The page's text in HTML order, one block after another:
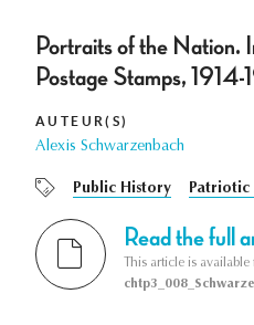
Portraits of the Nation.
Postage Stamps,
AUTEUR(S)
Alexis Schwarzenbach
Public History Patriotic
Read the full
This article is